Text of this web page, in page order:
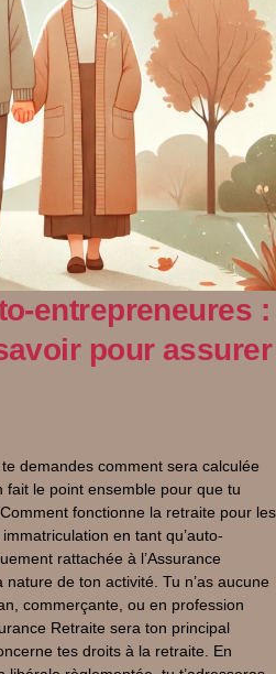
entrepreneures :
pour assurer
demandes comment sera calculée
le point ensemble pour que tu
fonctionne la retraite pour les
en tant qu’auto-
rattachée à l’Assurance
nature de ton activité. Tu n’as aucune
commerçante, ou en profession
Retraite sera ton principal
tes droits à la retraite. En